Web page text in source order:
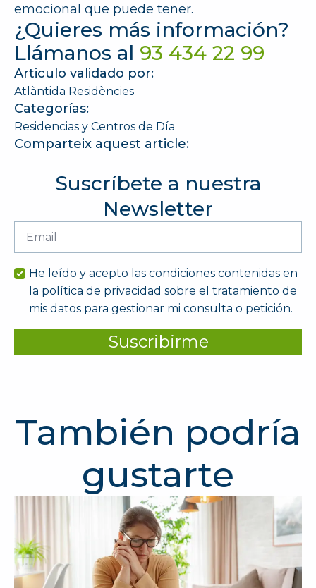
emocional que puede tener.
¿Quieres más información?
Llámanos al 93 434 22 99
Articulo validado por:
Atlàntida Residències
Categorías:
Residencias y Centros de Día
Comparteix aquest article:
Suscríbete a nuestra
Newsletter
Email
He leído y acepto las condiciones contenidas en
la política de privacidad sobre el tratamiento de
mis datos para gestionar mi consulta o petición.
Suscribirme
También podría
gustarte